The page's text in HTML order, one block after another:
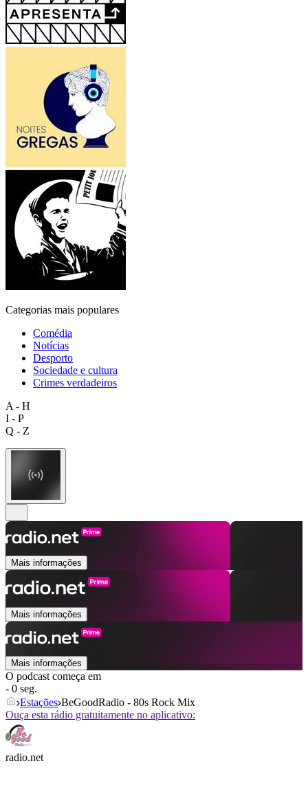
Categorias mais populares
Comédia
Notícias
Desporto
Sociedade e cultura
Crimes verdadeiros
A - H
I - P
Q - Z
Mais informações
Mais informações
Mais informações
O podcast começa em
- 0 seg.
Estações BeGoodRadio - 80s Rock Mix
Ouça esta rádio gratuitamente no aplicativo:
radio.net